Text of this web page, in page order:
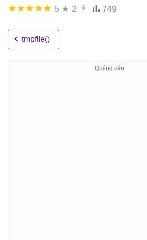
5 ★ 2 👨 749
tmpfile()